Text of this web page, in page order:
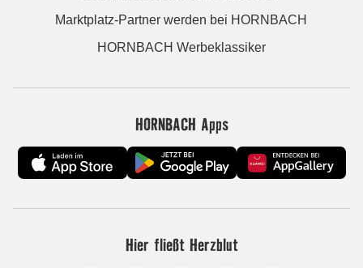
Marktplatz-Partner werden bei HORNBACH
HORNBACH Werbeklassiker
HORNBACH Apps
Hier fließt Herzblut